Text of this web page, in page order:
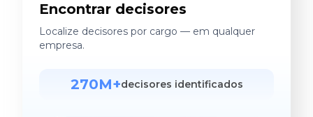
Encontrar decisores
Localize decisores por cargo — em qualquer
empresa.
270M+decisores identificados